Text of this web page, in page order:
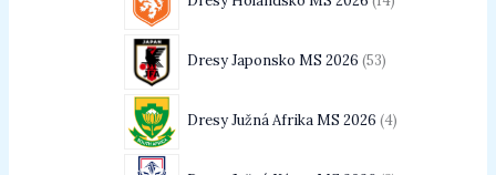
Dresy Japonsko MS 2026 53
Dresy Južná Afrika MS 2026 4